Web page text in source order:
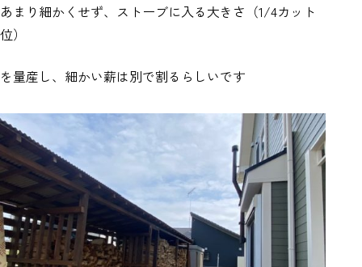
あまり細かくせず、ストーブに入る大きさ（1/4カット
位）
を量産し、細かい薪は別で割るらしいです